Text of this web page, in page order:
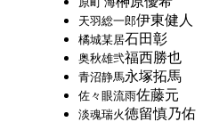
天羽総一郎伊東健人
橘城某居石田彰
奥秋雄弐福西勝也
青沼静馬永塚拓馬
佐々眼流雨佐藤元
淡魂瑞火徳留慎乃佑